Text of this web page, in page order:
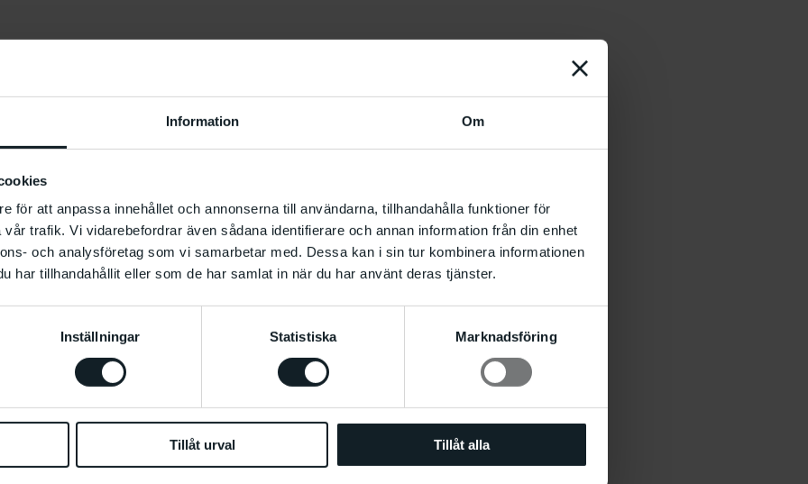
Information Om
för att anpassa innehållet och annonserna till användarna, tillhandahålla funktioner för
trafik. Vi vidarebefordrar även sådana identifierare och annan information från din enhet
och analysföretag som vi samarbetar med. Dessa kan i sin tur kombinera informationen
har tillhandahållit eller som de har samlat in när du har använt deras tjänster.
Inställningar Statistiska Marknadsföring
Tillåt urval Tillåt alla
år verksam i
i
och
Information
Utställningen med KG Nilson visas i
restaurang Smak.